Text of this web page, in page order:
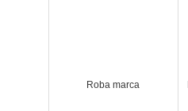
Roba marca